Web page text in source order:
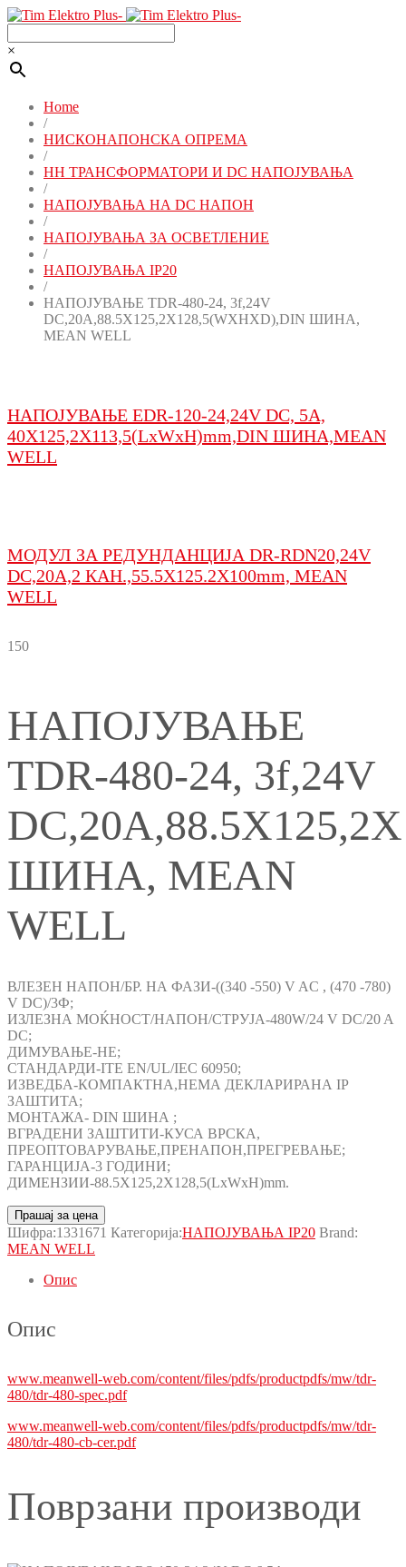
×
Home
/
НИСКОНАПОНСКА ОПРЕМА
/
НН ТРАНСФОРМАТОРИ И DC НАПОЈУВАЊА
/
НАПОЈУВАЊА НА DC НАПОН
/
НАПОЈУВАЊА ЗА ОСВЕТЛЕНИЕ
/
НАПОЈУВАЊА IP20
/
НАПОЈУВАЊЕ TDR-480-24, 3f,24V
DC,20A,88.5X125,2X128,5(WXHXD),DIN ШИНА,
MEAN WELL
НАПОЈУВАЊЕ ЕDR-120-24,24V DC, 5A,
40X125,2X113,5(LxWxH)mm,DIN ШИНА,MEAN
WELL
МОДУЛ ЗА РЕДУНДАНЦИЈА DR-RDN20,24V
DC,20A,2 КАН.,55.5X125.2X100mm, MEAN
WELL
150
НАПОЈУВАЊЕ
TDR-480-24, 3f,24V
ШИНА, MEAN
WELL
ВЛЕЗЕН НАПОН/БР. НА ФАЗИ-((340 -550) V AC , (470 -780)
V DC)/3Ф;
ИЗЛЕЗНА МОЌНОСТ/НАПОН/СТРУЈА-480W/24 V DC/20 A
DC;
ДИМУВАЊЕ-НЕ;
СТАНДАРДИ-ITE EN/UL/IEC 60950;
ИЗВЕДБА-КОМПАКТНА,НЕМА ДЕКЛАРИРАНА IP
ЗАШТИТА;
МОНТАЖА- DIN ШИНА ;
ВГРАДЕНИ ЗАШТИТИ-КУСА ВРСКА,
ПРЕОПТОВАРУВАЊЕ,ПРЕНАПОН,ПРЕГРЕВАЊЕ;
ГАРАНЦИЈА-3 ГОДИНИ;
ДИМЕНЗИИ-88.5X125,2X128,5(LxWxH)mm.
Прашај за цена
Шифра:1331671 Категорија:НАПОЈУВАЊА IP20 Brand:
MEAN WELL
Опис
Опис
www.meanwell-web.com/content/files/pdfs/productpdfs/mw/tdr-
480/tdr-480-spec.pdf
www.meanwell-web.com/content/files/pdfs/productpdfs/mw/tdr-
480/tdr-480-cb-cer.pdf
Поврзани производи